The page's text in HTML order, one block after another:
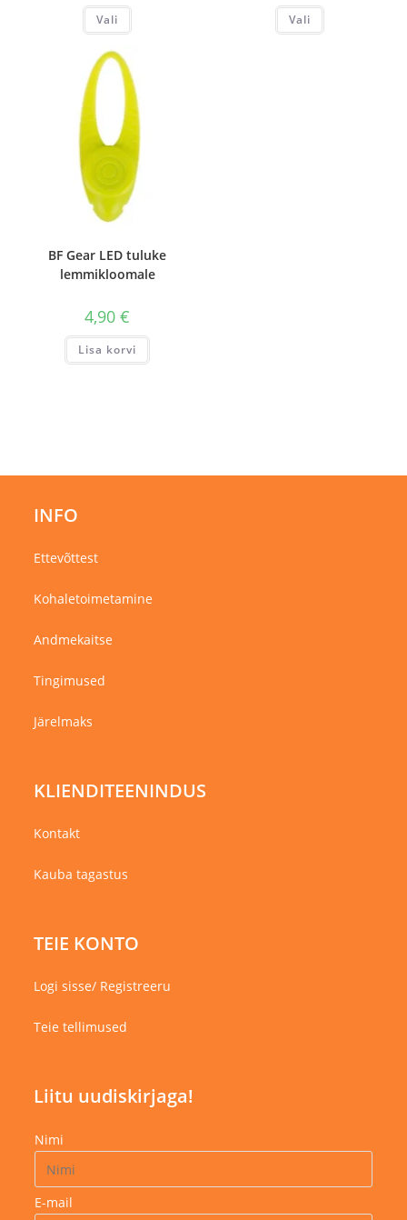
Vali
Sellel
on
Valikuid
saab
teha
tootelehel.
Vali
Sellel
on
BF Gear LED tuluke
lemmikloomale
4,90€
Lisa korvi
INFO
Ettevõttest
Kohaletoimetamine
Andmekaitse
Tingimused
Järelmaks
KLIENDITEENINDUS
Kontakt
Kauba tagastus
TEIE KONTO
Logi sisse/ Registreeru
Teie tellimused
Liitu uudiskirjaga!
Nimi
E-mail